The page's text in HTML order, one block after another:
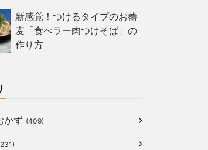
新感覚！つけるタイプのお蕎
麦「食べラー肉つけそば」の
作り方
かず (409)